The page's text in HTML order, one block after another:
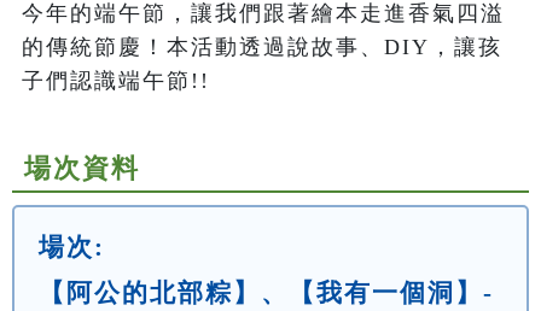
今年的端午節，讓我們跟著繪本走進香氣四溢
的傳統節慶！本活動透過說故事、DIY，讓孩
子們認識端午節!!
場次資料
場次:
【阿公的北部粽】、【我有一個洞】-